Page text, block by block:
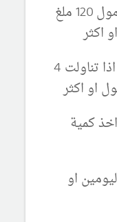
الجرعة السامة من الباراسيتامول 120 ملغ
أي ان طفلتك تكون في خطر اذا تناولت 4
او اكثر
كمية
او